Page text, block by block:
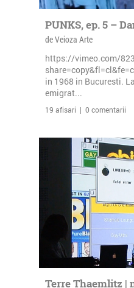
PUNKS, ep. 5 –
de Veioza Arte
https://vimeo.com/
in 1968 in Bucuresti.
emigrat...
19 afisari | 0 comentarii
Terre Thaemlitz |